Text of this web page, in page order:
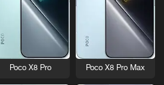
Poco X8 Pro Max
Poco X8 Pro